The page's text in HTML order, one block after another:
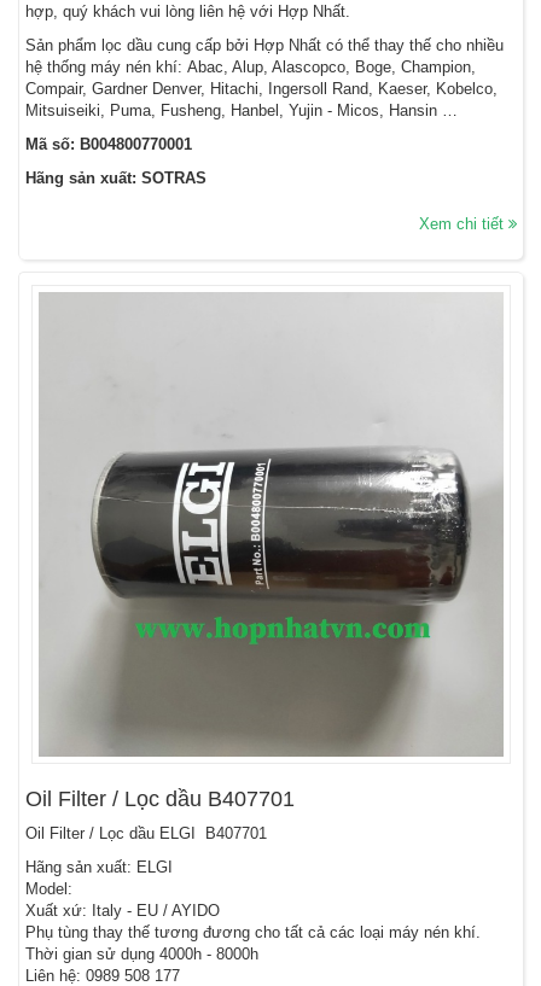
hợp, quý khách vui lòng liên hệ với Hợp Nhất.
Sản phẩm lọc dầu cung cấp bởi Hợp Nhất có thể thay thế cho nhiều
hệ thống máy nén khí: Abac, Alup, Alascopco, Boge, Champion,
Compair, Gardner Denver, Hitachi, Ingersoll Rand, Kaeser, Kobelco,
Mitsuiseiki, Puma, Fusheng, Hanbel, Yujin - Micos, Hansin …
Mã số: B004800770001
Hãng sản xuất: SOTRAS
Xem chi tiết
Oil Filter / Lọc dầu B407701
Oil Filter / Lọc dầu ELGI B407701
Hãng sản xuất: ELGI
Model:
Xuất xứ: Italy - EU / AYIDO
Phụ tùng thay thế tương đương cho tất cả các loại máy nén khí.
Thời gian sử dụng 4000h - 8000h
Liên hệ: 0989 508 177